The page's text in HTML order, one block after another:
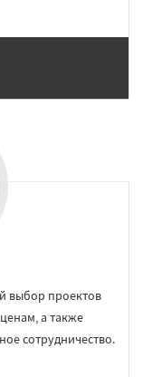
выбор проектов
а также
сотрудничество.